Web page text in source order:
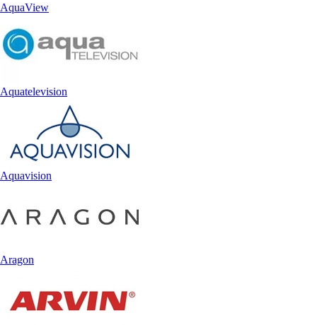
AquaView
Aquatelevision
Aquavision
Aragon